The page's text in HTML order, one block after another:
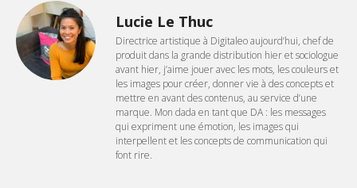
Lucie Le Thuc
Directrice artistique à Digitaleo aujourd’hui, chef de
produit dans la grande distribution hier et sociologue
avant hier, j’aime jouer avec les mots, les couleurs et
les images pour créer, donner vie à des concepts et
mettre en avant des contenus, au service d’une
marque. Mon dada en tant que DA : les messages
qui expriment une émotion, les images qui
interpellent et les concepts de communication qui
font rire.